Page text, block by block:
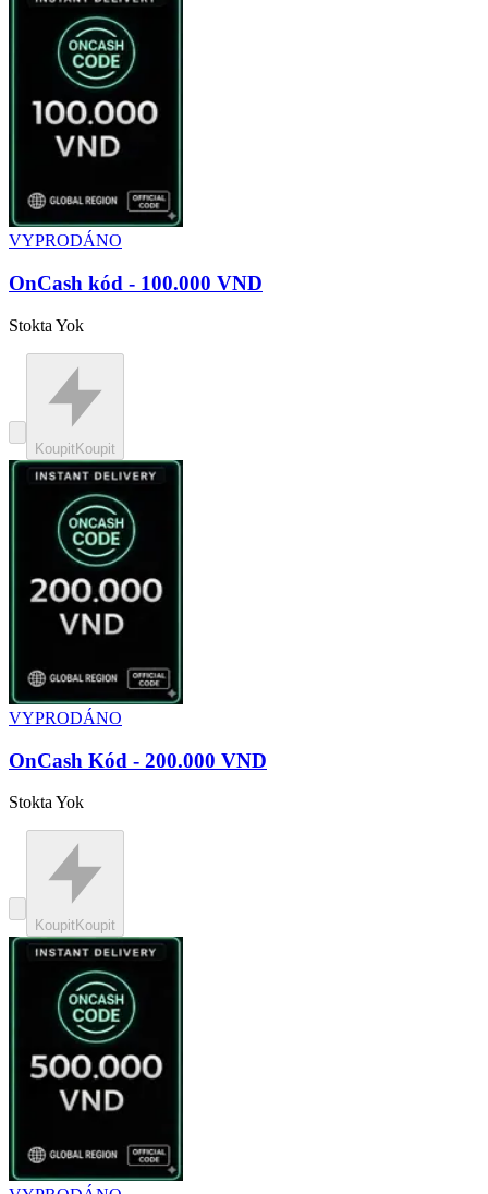
VYPRODÁNO
OnCash kód - 100.000 VND
Stokta Yok
KoupitKoupit
VYPRODÁNO
OnCash Kód - 200.000 VND
Stokta Yok
KoupitKoupit